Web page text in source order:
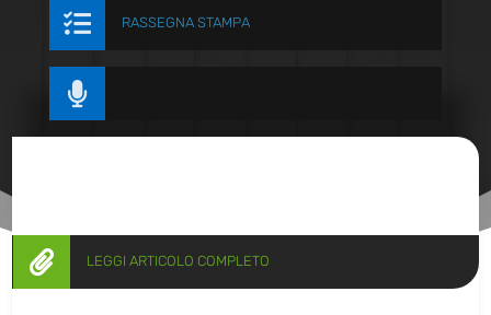
 RASSEGNA STAMPA

 LEGGI ARTICOLO COMPLETO